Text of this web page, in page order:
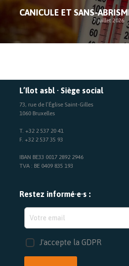
7 juillet 2026
L’Ilot asbl · Siège social
73, rue de l’Église Saint-Gilles
1060 Bruxelles
T. +32 2 537 20 41
F. +32 2 537 35 93
IBAN BE33 0017 2892 2946
TVA : BE 0409 835 193
Restez informé·e·s :
J'accepte la GDPR